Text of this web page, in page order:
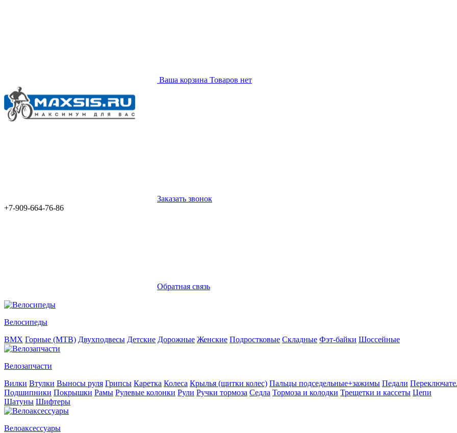
Ваша корзина Товаров нет
Заказать звонок
+7-909-664-76-86
Обратная связь
Велосипеды
BMX Горные (MTB) Двухподвесы Детские Дорожные Женские Подростковые Складные Фэт-байки Шоссейные
Велозапчасти
Вилки Втулки Выносы руля Грипсы Каретка Колеса Крылья (щитки колес) Пальцы подседельные+зажимы Педали
Подшипники Покрышки Рамы Рулевые колонки Рули Ручки тормоза Седла Тормоза и колодки Трещетки и кассеты Цепи
Шатуны Шифтеры
Велоаксессуары